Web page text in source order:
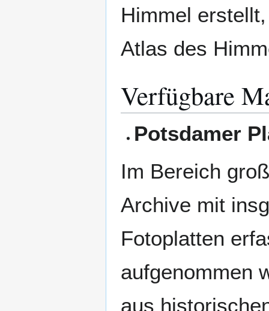
Himmel
Atlas des
Verfügbare
Potsdamer
Im Bereich
Archive mit
Fotoplatten
aufgenommen
aus